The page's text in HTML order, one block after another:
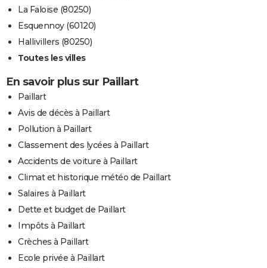
La Faloise (80250)
Esquennoy (60120)
Hallivillers (80250)
Toutes les villes
En savoir plus sur Paillart
Paillart
Avis de décès à Paillart
Pollution à Paillart
Classement des lycées à Paillart
Accidents de voiture à Paillart
Climat et historique météo de Paillart
Salaires à Paillart
Dette et budget de Paillart
Impôts à Paillart
Crèches à Paillart
Ecole privée à Paillart